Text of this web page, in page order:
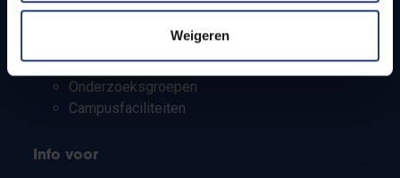
Weigeren
Bereikbaarheid
Onderzoeksgroepen
Campusfaciliteiten
Info voor